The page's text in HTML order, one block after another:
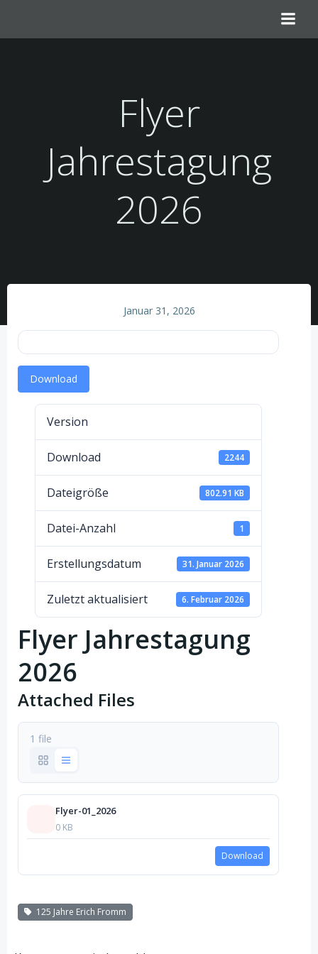
springen
Flyer
Jahrestagung
2026
Januar 31, 2026
Download
Version
Download 2244
Dateigröße 802.91 KB
Datei-Anzahl 1
Erstellungsdatum 31. Januar 2026
Zuletzt aktualisiert 6. Februar 2026
Flyer Jahrestagung
2026
Attached Files
1 file
Flyer-01_2026
0 KB
Download
125 Jahre Erich Fromm